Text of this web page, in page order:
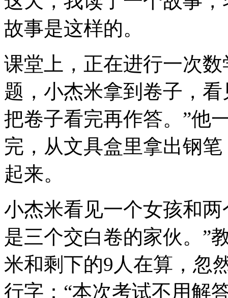
故事是这样的。
课堂上，正在进行一次
题，小杰米拿到卷子，
把卷子看完再作答。”他
完，从文具盒里拿出钢
起来。
小杰米看见一个女孩和
是三个交白卷的家伙。”
米和剩下的9人在算，忽
行字：“本次考试不用解